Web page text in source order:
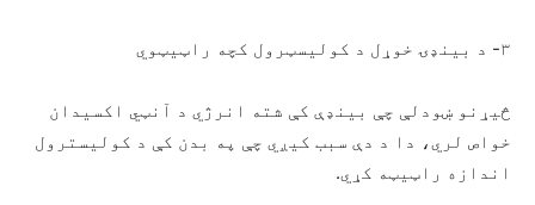
۳- د بینډۍ خوړل د کولیسټرول کچه راټیټوي
څیړنو ښودلې چې بینډې کې شته انرژي د آنټي اکسیدان
خواص لري، دا د دې سبب کیږي چې په بدن کې د کولیسترول
اندازه راټیټه کړي.